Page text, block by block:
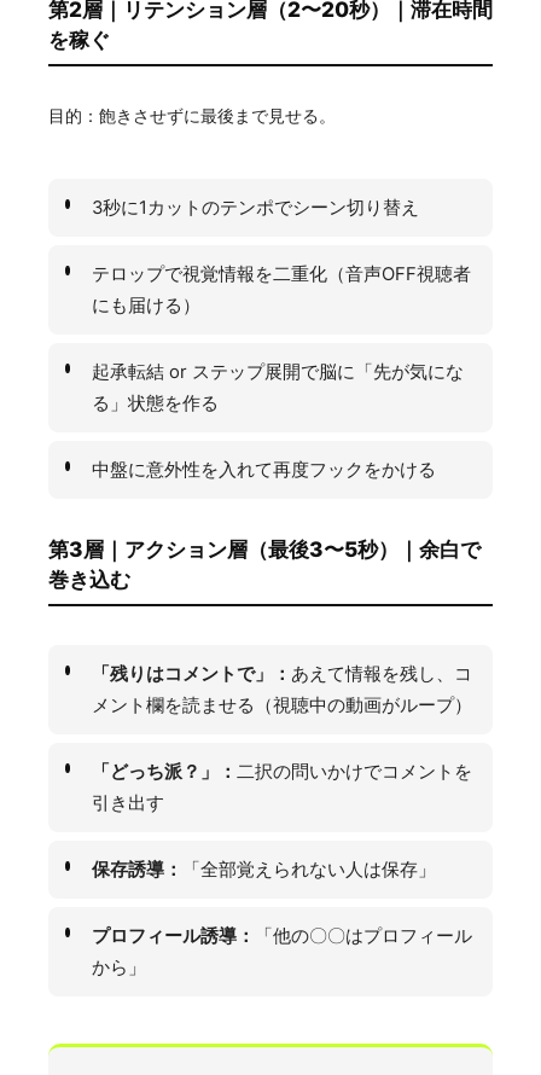
第2層｜リテンション層（2〜20秒）｜滞在時間
を稼ぐ
目的：飽きさせずに最後まで見せる。
3秒に1カットのテンポでシーン切り替え
テロップで視覚情報を二重化（音声OFF視聴者
にも届ける）
起承転結 or ステップ展開で脳に「先が気にな
る」状態を作る
中盤に意外性を入れて再度フックをかける
第3層｜アクション層（最後3〜5秒）｜余白で
巻き込む
「残りはコメントで」： あえて情報を残し、コ
メント欄を読ませる（視聴中の動画がループ）
「どっち派？」： 二択の問いかけでコメントを
引き出す
保存誘導： 「全部覚えられない人は保存」
プロフィール誘導：
「他の〇〇はプロフィール
から」